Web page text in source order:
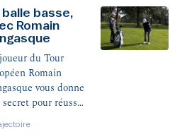
balle basse,
Romain
du Tour
Romain
vous donne
secret pour réussir